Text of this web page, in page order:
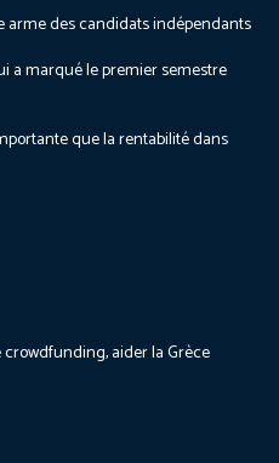
des candidats indépendants
a marqué le premier semestre
que la rentabilité dans
aider la Grèce